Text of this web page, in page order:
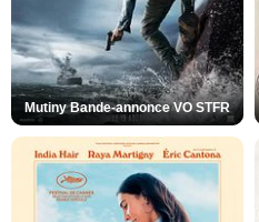
Mutiny Bande-annonce VO STFR